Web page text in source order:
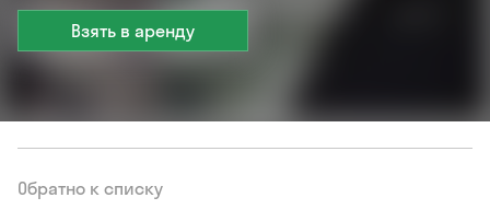
Взять в аренду
Обратно к списку